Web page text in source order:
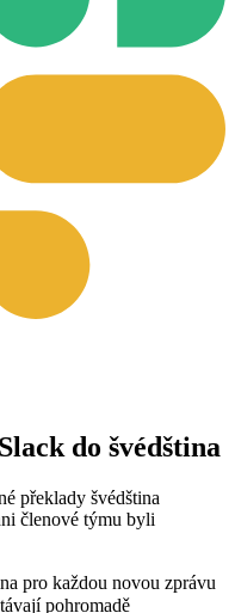
do švédština
překlady švédština
členové týmu byli
pro každou novou zprávu
pohromadě